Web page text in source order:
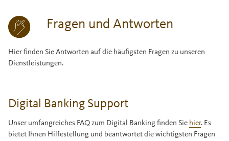
Fragen und Antworten
Hier finden Sie Antworten auf die häufigsten Fragen zu unseren
Dienstleistungen.
Digital Banking Support
Unser umfangreiches FAQ zum Digital Banking finden Sie hier. Es
bietet Ihnen Hilfestellung und beantwortet die wichtigsten Fragen